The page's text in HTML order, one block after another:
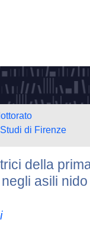
di Firenze
della
asili